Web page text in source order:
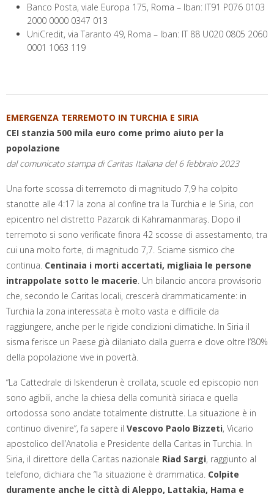
Banco Posta, viale Europa 175, Roma – Iban: IT91 P076 0103
2000 0000 0347 013
UniCredit, via Taranto 49, Roma – Iban: IT 88 U020 0805 2060
0001 1063 119
EMERGENZA TERREMOTO IN TURCHIA E SIRIA
CEI stanzia 500 mila euro come primo aiuto per la
popolazione
dal comunicato stampa di Caritas Italiana del 6 febbraio 2023
Una forte scossa di terremoto di magnitudo 7,9 ha colpito
stanotte alle 4:17 la zona al confine tra la Turchia e le Siria, con
epicentro nel distretto Pazarcık di Kahramanmaraş. Dopo il
terremoto si sono verificate finora 42 scosse di assestamento, tra
cui una molto forte, di magnitudo 7,7. Sciame sismico che
continua. Centinaia i morti accertati, migliaia le persone
intrappolate sotto le macerie . Un bilancio ancora provvisorio
che, secondo le Caritas locali, crescerà drammaticamente: in
Turchia la zona interessata è molto vasta e difficile da
raggiungere, anche per le rigide condizioni climatiche. In Siria il
sisma ferisce un Paese già dilaniato dalla guerra e dove oltre l’80%
della popolazione vive in povertà.
“La Cattedrale di Iskenderun è crollata, scuole ed episcopio non
sono agibili, anche la chiesa della comunità siriaca e quella
ortodossa sono andate totalmente distrutte. La situazione è in
continuo divenire”, fa sapere il Vescovo Paolo Bizzeti, Vicario
apostolico dell’Anatolia e Presidente della Caritas in Turchia. In
Siria, il direttore della Caritas nazionale Riad Sargi, raggiunto al
telefono, dichiara che “la situazione è drammatica. Colpite
duramente anche le città di Aleppo, Lattakia, Hama e